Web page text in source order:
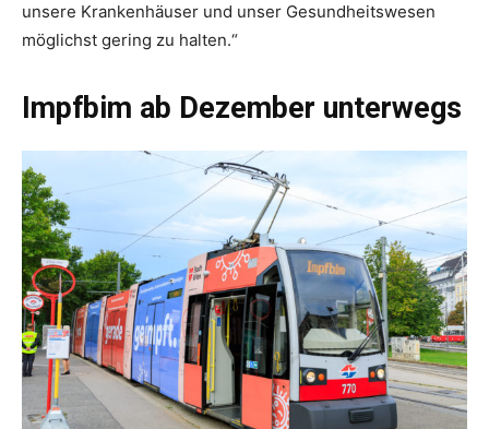
unsere Krankenhäuser und unser Gesundheitswesen
möglichst gering zu halten.“
Impfbim ab Dezember unterwegs